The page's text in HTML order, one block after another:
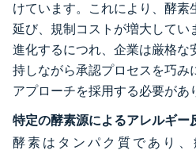
けています。これにより、酵素
延び、規制コストが増大してい
進化するにつれ、企業は厳格な
持しながら承認プロセスを巧み
アプローチを採用する必要があ
特定の酵素源によるアレルギー
酵素はタンパク質であり